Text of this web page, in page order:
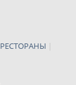
РЕСТОРАНЫ |